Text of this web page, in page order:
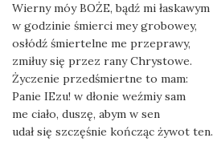
Wierny móy BOŻE, bądź mi łaskawym
w godzinie śmierci mey grobowey,
osłódź śmiertelne me przeprawy,
zmiłuy się przez rany Chrystowe.
Życzenie przedśmiertne to mam:
Panie IEzu! w dłonie weźmiy sam
me ciało, duszę, abym w sen
udał się szczęśnie kończąc żywot ten.